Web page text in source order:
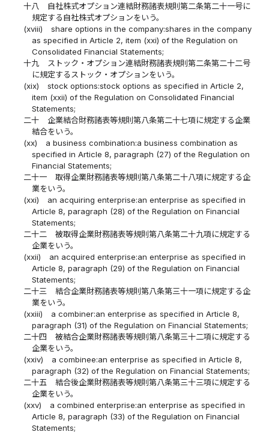
十八
自社株式オプション連結財務諸表規則第二条第二十一号に
規定する自社株式オプションをいう。
(xviii)
share options in the company:shares in the company
as specified in Article 2, item (xxi) of the Regulation on
Consolidated Financial Statements;
十九
ストック・オプション連結財務諸表規則第二条第二十二号
に規定するストック・オプションをいう。
(xix)
stock options:stock options as specified in Article 2,
item (xxii) of the Regulation on Consolidated Financial
Statements;
二十
企業結合財務諸表等規則第八条第二十七項に規定する企業
結合をいう。
(xx)
a business combination:a business combination as
specified in Article 8, paragraph (27) of the Regulation on
Financial Statements;
二十一
取得企業財務諸表等規則第八条第二十八項に規定する企
業をいう。
(xxi)
an acquiring enterprise:an enterprise as specified in
Article 8, paragraph (28) of the Regulation on Financial
Statements;
二十二
被取得企業財務諸表等規則第八条第二十九項に規定する
企業をいう。
(xxii)
an acquired enterprise:an enterprise as specified in
Article 8, paragraph (29) of the Regulation on Financial
Statements;
二十三
結合企業財務諸表等規則第八条第三十一項に規定する企
業をいう。
(xxiii)
a combiner:an enterprise as specified in Article 8,
paragraph (31) of the Regulation on Financial Statements;
二十四
被結合企業財務諸表等規則第八条第三十二項に規定する
企業をいう。
(xxiv)
a combinee:an enterprise as specified in Article 8,
paragraph (32) of the Regulation on Financial Statements;
二十五
結合後企業財務諸表等規則第八条第三十三項に規定する
企業をいう。
(xxv)
a combined enterprise:an enterprise as specified in
Article 8, paragraph (33) of the Regulation on Financial
Statements;